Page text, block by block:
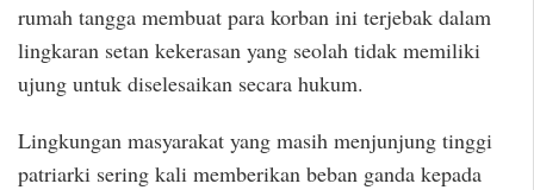
rumah tangga membuat para korban ini terjebak dalam
lingkaran setan kekerasan yang seolah tidak memiliki
ujung untuk diselesaikan secara hukum.
Lingkungan masyarakat yang masih menjunjung tinggi
patriarki sering kali memberikan beban ganda kepada